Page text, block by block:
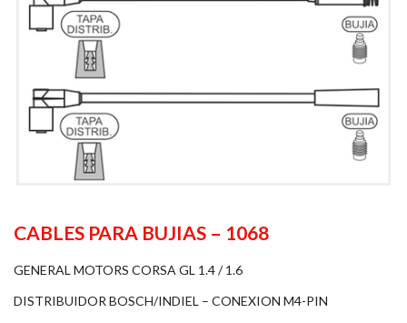
CABLES PARA BUJIAS – 1068
GENERAL MOTORS CORSA GL 1.4 / 1.6
DISTRIBUIDOR BOSCH/INDIEL – CONEXION M4-PIN